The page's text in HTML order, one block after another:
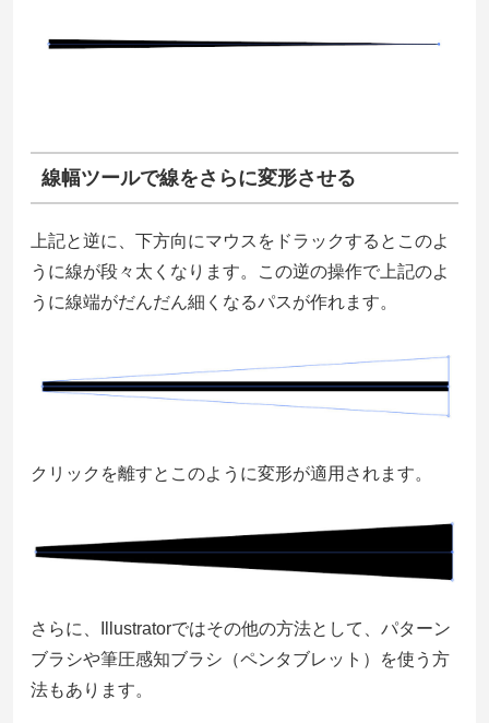
線幅ツールで線をさらに変形させる
上記と逆に、下方向にマウスをドラックするとこのよ
うに線が段々太くなります。この逆の操作で上記のよ
うに線端がだんだん細くなるパスが作れます。
クリックを離すとこのように変形が適用されます。
さらに、Illustratorではその他の方法として、パターン
ブラシや筆圧感知ブラシ（ペンタブレット）を使う方
法もあります。